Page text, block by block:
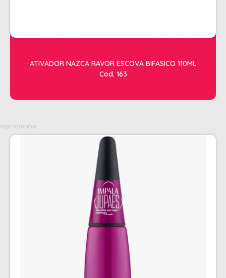
ALCOOL
DETERGENTE ENZIMÁTICO
LUVAS + MASCARAS
LUVAS E SAPATILHAS C/CREME
PROTETORES SOLAR + DESODORANTE
REMOVEDOR DE TINTURA
TOALHA
MANICURE
ACESSORIOS
ALICATES
AMOLECEDOR DE CUTICULAS
ATIVADOR NAZCA RAVOR ESCOVA BIFASICO 110ML
Cod. 163
Veja também: